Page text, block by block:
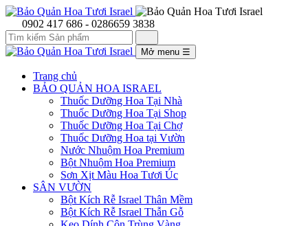
0902 417 686 - 0286659 3838
Mở menu ☰
Trang chủ
BẢO QUẢN HOA ISRAEL
Thuốc Dưỡng Hoa Tại Nhà
Thuốc Dưỡng Hoa Tại Shop
Thuốc Dưỡng Hoa Tại Chợ
Thuốc Dưỡng Hoa tại Vườn
Nước Nhuộm Hoa Premium
Bột Nhuộm Hoa Premium
Sơn Xịt Màu Hoa Tươi Úc
SÂN VƯỜN
Bột Kích Rễ Israel Thân Mềm
Bột Kích Rễ Israel Thẫn Gỗ